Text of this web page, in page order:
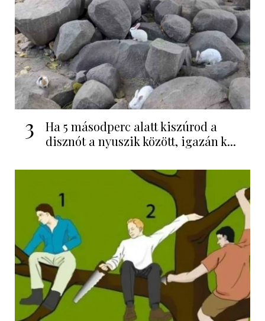
3
Ha 5 másodperc alatt kiszúrod a
disznót a nyuszik között, igazán k...